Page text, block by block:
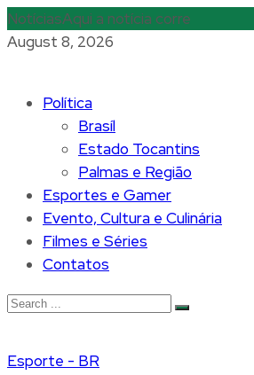
NotíciasAqui a notícia corre
August 8, 2026
Política
Brasíl
Estado Tocantins
Palmas e Região
Esportes e Gamer
Evento, Cultura e Culinária
Filmes e Séries
Contatos
Esporte - BR